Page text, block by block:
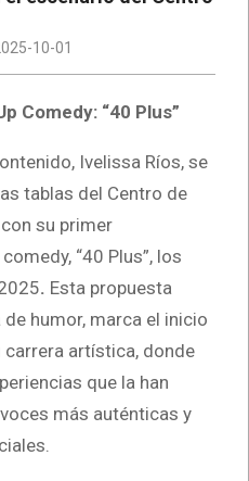
10-01
Comedy: “40 Plus”
Ivelissa Ríos, se
tablas del Centro de
su primer
“40 Plus”, los
. Esta propuesta
humor, marca el inicio
carrera artística, donde
que la han
más auténticas y